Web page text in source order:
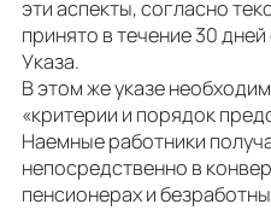
эти аспекты, согласно
принято в течение 30
Указа.
В этом же указе
«критерии и порядок
Наемные работники
непосредственно в
пенсионерах и